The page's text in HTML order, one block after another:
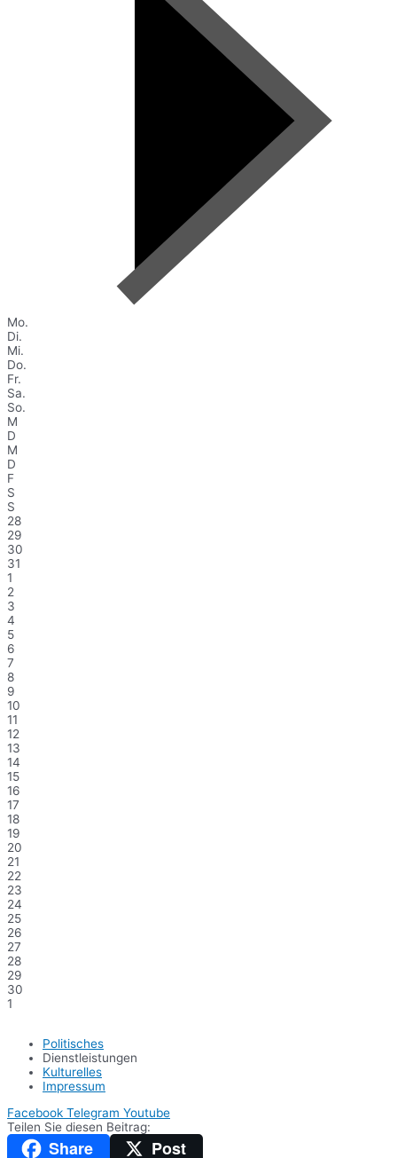
Mo.
Di.
Mi.
Do.
Fr.
Sa.
So.
M
D
M
D
F
S
S
28
29
30
31
1
2
3
4
5
6
7
8
9
10
11
12
13
14
15
16
17
18
19
20
21
22
23
24
25
26
27
28
29
30
1
Politisches
Dienstleistungen
Kulturelles
Impressum
Facebook Telegram Youtube
Teilen Sie diesen Beitrag:
Share Post